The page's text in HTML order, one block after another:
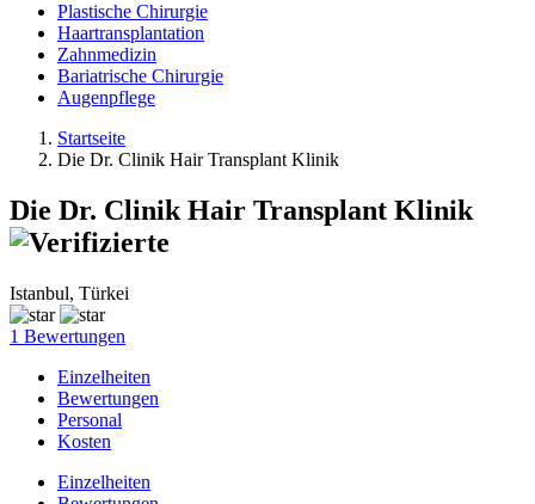
Plastische Chirurgie
Haartransplantation
Zahnmedizin
Bariatrische Chirurgie
Augenpflege
Startseite
Die Dr. Clinik Hair Transplant Klinik
Die Dr. Clinik Hair Transplant Klinik
Istanbul, Türkei
1 Bewertungen
Einzelheiten
Bewertungen
Personal
Kosten
Einzelheiten